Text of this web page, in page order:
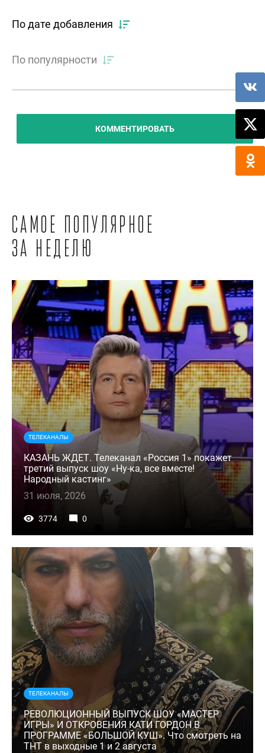
По дате добавления
По популярности
КОММЕНТИРОВАТЬ
Самое популярное
за неделю
ТЕЛЕКАНАЛЫ
КАЗАНЬ ЖДЕТ. Телеканал «Россия 1» покажет
третий выпуск шоу «Ну-ка, все вместе!
Народный кастинг»
31 июля, 2026
3774 0
ТЕЛЕКАНАЛЫ
РЕВОЛЮЦИОННЫЙ ВЫПУСК ШОУ «МАСТЕР
ИГРЫ» И ОТКРОВЕНИЯ КАТИ ГОРДОН В
ПРОГРАММЕ «БОЛЬШОЙ КУШ». Что смотреть на
ТНТ в выходные 1 и 2 августа